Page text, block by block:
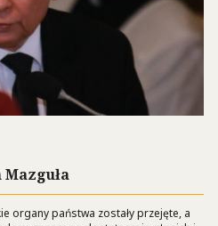
Mazguła
organy państwa zostały przejęte, a